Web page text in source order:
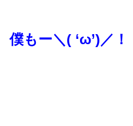
僕もー＼( ‘ω’)／！